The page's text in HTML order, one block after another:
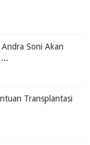
Soni Akan
Transplantasi